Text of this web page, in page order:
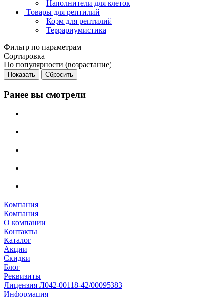
Наполнители для клеток
Товары для рептилий
Корм для рептилий
Террариумистика
Фильтр по параметрам
Сортировка
По популярности (возрастание)
Сбросить
Ранее вы смотрели
Компания
Компания
О компании
Контакты
Каталог
Акции
Скидки
Блог
Реквизиты
Лицензия Л042-00118-42/00095383
Информация